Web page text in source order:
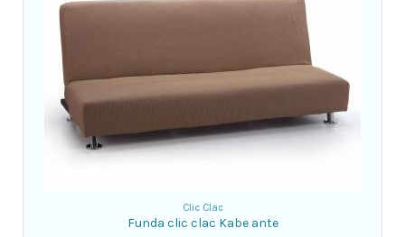
Clic Clac
Funda clic clac Kabe ante